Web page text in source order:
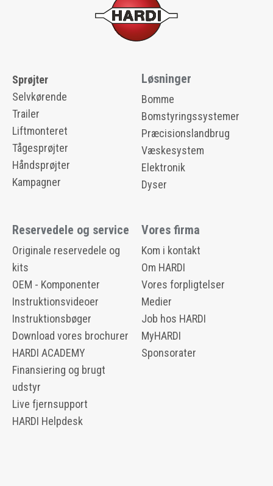
Sprøjter
Selvkørende
Trailer
Liftmonteret
Tågesprøjter
Håndsprøjter
Kampagner
Løsninger
Bomme
Bomstyringssystemer
Præcisionslandbrug
Væskesystem
Elektronik
Dyser
Reservedele og service
Originale reservedele og
kits
OEM - Komponenter
Instruktionsvideoer
Instruktionsbøger
Download vores brochurer
HARDI ACADEMY
Finansiering og brugt
udstyr
Live fjernsupport
HARDI Helpdesk
Vores firma
Kom i kontakt
Om HARDI
Vores forpligtelser
Medier
Job hos HARDI
MyHARDI
Sponsorater